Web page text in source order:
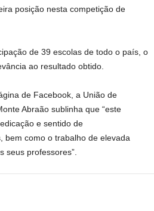
posição nesta competição de
de 39 escolas de todo o país, o
ao resultado obtido.
de Facebook, a União de
Abraão sublinha que “este
e sentido de
bem como o trabalho de elevada
seus professores”.